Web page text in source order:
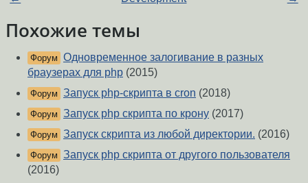
Похожие темы
Форум Одновременное залогивание в разных
браузерах для php (2015)
Форум Запуск php-скрипта в cron (2018)
Форум Запуск php скрипта по крону (2017)
Форум Запуск скрипта из любой директории. (2016)
Форум Запуск php скрипта от другого пользователя
(2016)